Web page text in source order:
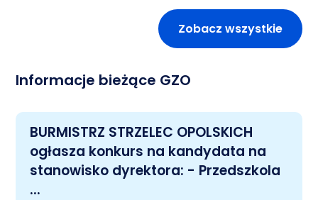
Zobacz wszystkie
Informacje bieżące GZO
BURMISTRZ STRZELEC OPOLSKICH
ogłasza konkurs na kandydata na
stanowisko dyrektora: - Przedszkola
...